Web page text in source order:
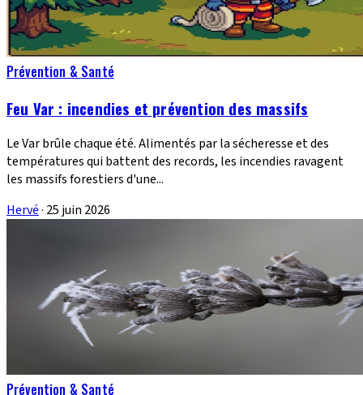
Prévention & Santé
Feu Var : incendies et prévention des massifs
Le Var brûle chaque été. Alimentés par la sécheresse et des
températures qui battent des records, les incendies ravagent
les massifs forestiers d'une...
Hervé· 25 juin 2026
Prévention & Santé